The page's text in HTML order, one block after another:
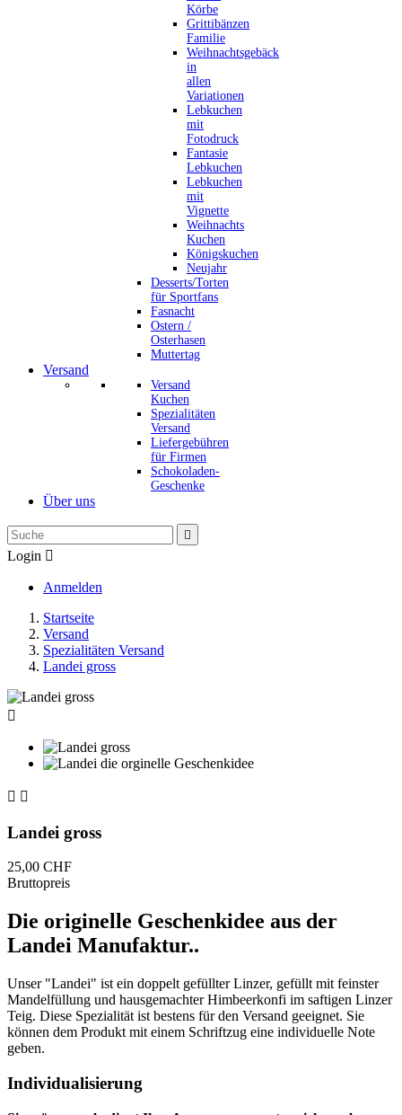
Körbe
Grittibänzen
Familie
Weihnachtsgebäck
in
allen
Variationen
Lebkuchen
mit
Fotodruck
Fantasie
Lebkuchen
Lebkuchen
mit
Vignette
Weihnachts
Kuchen
Königskuchen
Neujahr
Desserts/Torten
für Sportfans
Fasnacht
Ostern /
Osterhasen
Muttertag
Versand
Versand
Kuchen
Spezialitäten
Versand
Liefergebühren
für Firmen
Schokoladen-
Geschenke
Über uns

Login 
Anmelden
Startseite
Versand
Spezialitäten Versand
Landei gross

 
Landei gross
25,00 CHF
Bruttopreis
Die originelle Geschenkidee aus der
Landei Manufaktur..
Unser "Landei" ist ein doppelt gefüllter Linzer, gefüllt mit feinster
Mandelfüllung und hausgemachter Himbeerkonfi im saftigen Linzer
Teig. Diese Spezialität ist bestens für den Versand geeignet. Sie
können dem Produkt mit einem Schriftzug eine individuelle Note
geben.
Individualisierung